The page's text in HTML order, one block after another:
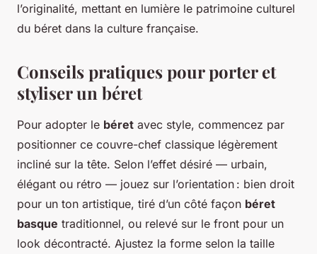
l’originalité, mettant en lumière le patrimoine culturel
du béret dans la culture française.
Conseils pratiques pour porter et
styliser un béret
Pour adopter le béret avec style, commencez par
positionner ce couvre-chef classique légèrement
incliné sur la tête. Selon l’effet désiré — urbain,
élégant ou rétro — jouez sur l’orientation : bien droit
pour un ton artistique, tiré d’un côté façon béret
basque traditionnel, ou relevé sur le front pour un
look décontracté. Ajustez la forme selon la taille